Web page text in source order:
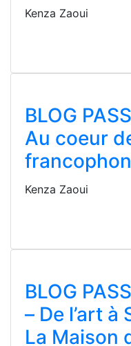
Kenza Zaoui
BLOG
Au coeur
Kenza Zaoui
BLOG
– De l’art
La Maison